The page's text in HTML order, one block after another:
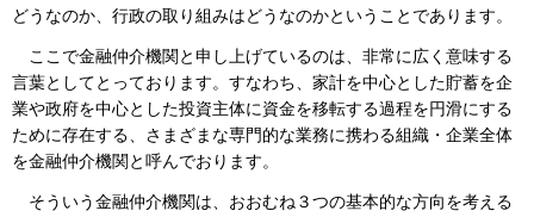
どうなのか、行政の取り組みはどうなのかということであります。
ここで金融仲介機関と申し上げているのは、非常に広く意味する
言葉としてとっております。すなわち、家計を中心とした貯蓄を企
業や政府を中心とした投資主体に資金を移転する過程を円滑にする
ために存在する、さまざまな専門的な業務に携わる組織・企業全体
を金融仲介機関と呼んでおります。
そういう金融仲介機関は、おおむね３つの基本的な方向を考える